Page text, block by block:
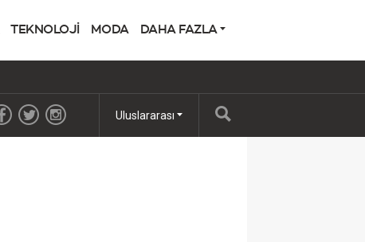
TEKNOLOJİ MODA DAHA FAZLA
Uluslararası